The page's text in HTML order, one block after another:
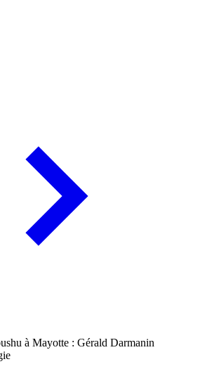
à Mayotte : Gérald Darmanin